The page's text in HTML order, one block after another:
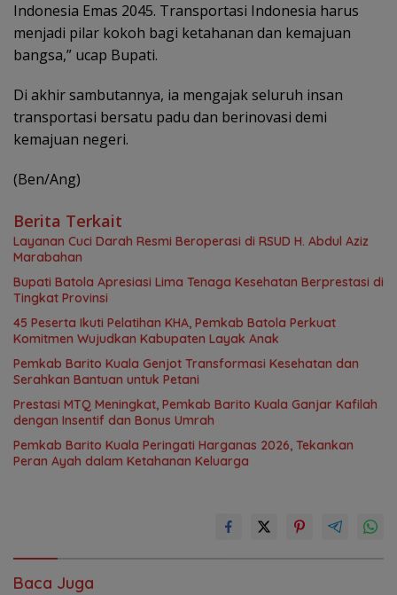
Indonesia Emas 2045. Transportasi Indonesia harus
menjadi pilar kokoh bagi ketahanan dan kemajuan
bangsa,” ucap Bupati.
Di akhir sambutannya, ia mengajak seluruh insan
transportasi bersatu padu dan berinovasi demi
kemajuan negeri.
(Ben/Ang)
Berita Terkait
Layanan Cuci Darah Resmi Beroperasi di RSUD H. Abdul Aziz
Marabahan
Bupati Batola Apresiasi Lima Tenaga Kesehatan Berprestasi di
Tingkat Provinsi
45 Peserta Ikuti Pelatihan KHA, Pemkab Batola Perkuat
Komitmen Wujudkan Kabupaten Layak Anak
Pemkab Barito Kuala Genjot Transformasi Kesehatan dan
Serahkan Bantuan untuk Petani
Prestasi MTQ Meningkat, Pemkab Barito Kuala Ganjar Kafilah
dengan Insentif dan Bonus Umrah
Pemkab Barito Kuala Peringati Harganas 2026, Tekankan
Peran Ayah dalam Ketahanan Keluarga
Baca Juga